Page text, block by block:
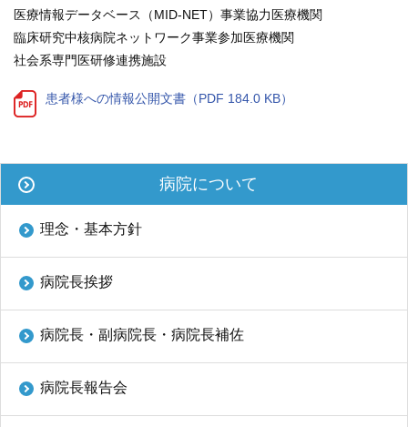
公式YouTube
九州大学大学院 歯学研究院
九州大学病院 別府病院
医療情報データベース（MID-NET）事業協力医療機関
臨床研究中核病院ネットワーク事業参加医療機関
社会系専門医研修連携施設
患者様への情報公開文書（PDF 184.0 KB）
病院について
理念・基本方針
病院長挨拶
病院長・副病院長・病院長補佐
病院長報告会